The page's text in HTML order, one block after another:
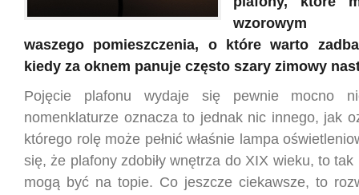
wzorowym
waszego pomieszczenia, o które warto
kiedy za oknem panuje często szary zimowy
Pojęcie plafonu wydaje się pewnie mocno
nomenklaturze oznacza to jednak nic innego, jak
którego rolę może pełnić właśnie lampa
się, że plafony zdobiły wnętrza do XIX wieku, to
mogą być na topie. Co jeszcze ciekawsze, to